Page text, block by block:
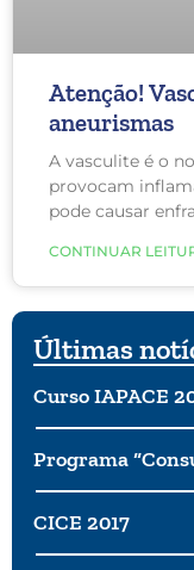
Atenção!
aneurismas
A vasculite é o
provocam
pode causar
a formação de
CONTINUAR
Últimas
Curso IAPACE
Programa
CICE 2017